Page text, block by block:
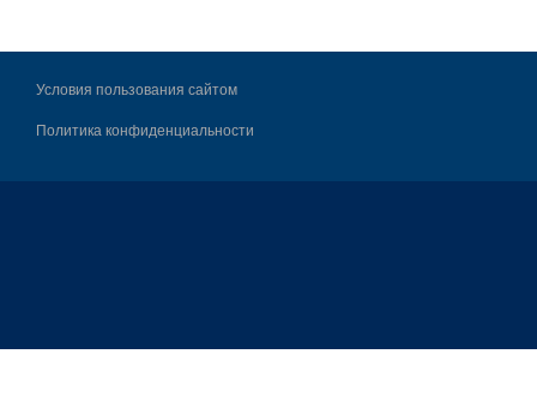
Условия пользования сайтом
Политика конфиденциальности